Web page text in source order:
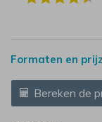
Formaten en
Bereken de